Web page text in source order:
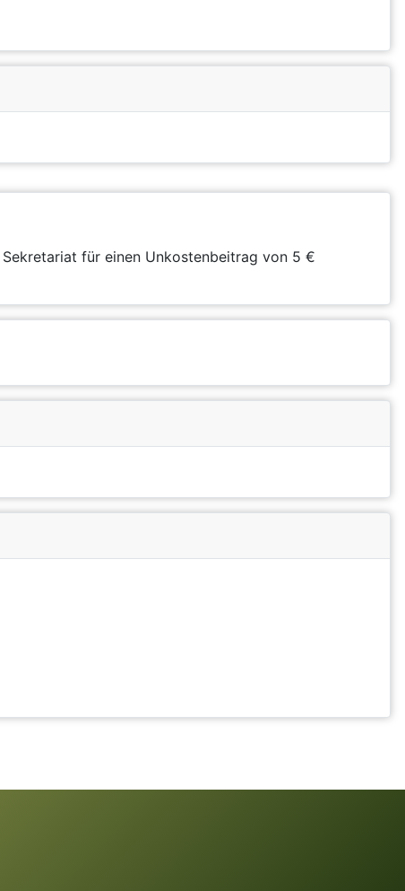
für einen Unkostenbeitrag von 5 €